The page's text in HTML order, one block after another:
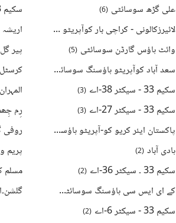
(
10
)
علی گڑھ سوسائٹی (
6
)
لائیرزکالونی - کراچی بار کوآپریٹو ہاؤسنگ سوسائٹی
وائٹ ہاؤس گارڈن سوسائٹی (
5
)
سعد آباد کوآپریٹو ہاؤسنگ سوسائٹی
سکیم 33 - سیکٹر 38-اے (
3
)
سکیم 33 - سیکٹر 27-اے (
3
)
پاکستان ایئر کریو کو-آپریٹو ہاؤسنگ سوسائٹی (
3
)
ہادی آباد (
2
)
سکیم 33 ۔ سیکٹر 36-اے (
2
)
کے ای ایس سی ہاؤسنگ سوسائٹی
سکیم 33 - سیکٹر 6-اے (
2
)
سکیم 33 - سیکٹر 49-اے
اریشہ
پیر
رِم
روفی
پریم
مسلم